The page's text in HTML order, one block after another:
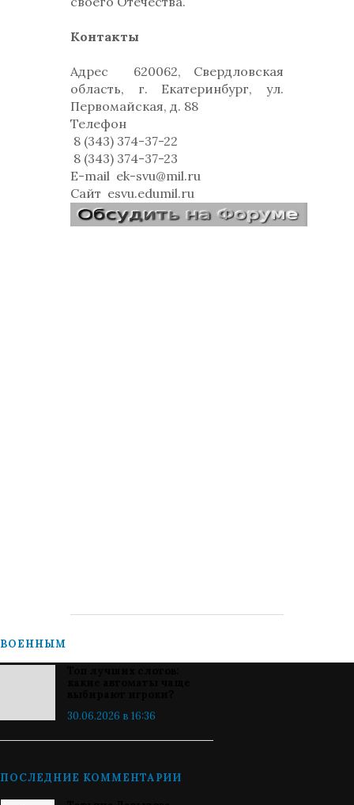
Контакты
Адрес
620062, Свердловская
область, г. Екатеринбург, ул.
Первомайская, д. 88
Телефон
8 (343) 374-37-22
8 (343) 374-37-23
E-mail ek-svu@mil.ru
Сайт esvu.edumil.ru
ВОЕННЫМ
30.06.2026 в 16:36
ПОСЛЕДНИЕ КОММЕНТАРИИ